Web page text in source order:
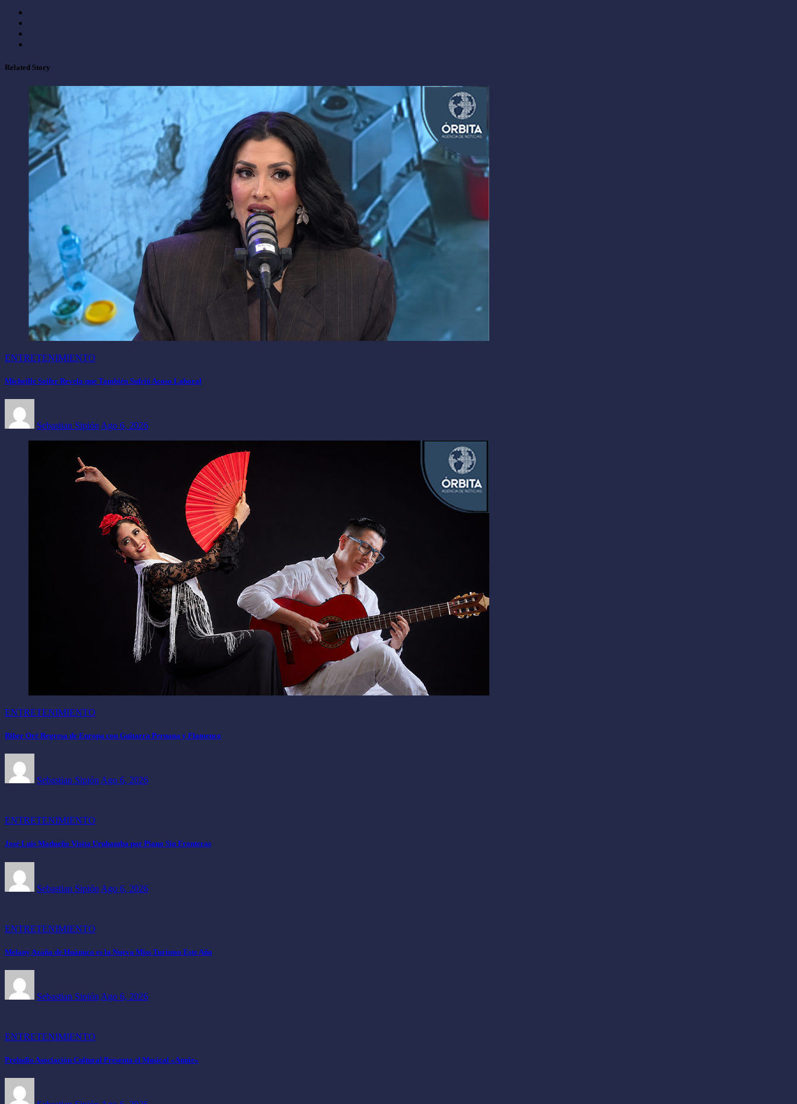
Related Story
ENTRETENIMIENTO
Micheille Soifer Revela que También Sufrió Acoso Laboral
Sebastian Sipión Ago 6, 2026
ENTRETENIMIENTO
Riber Oré Regresa de Europa con Guitarra Peruana y Flamenco
Sebastian Sipión Ago 6, 2026
ENTRETENIMIENTO
José Luis Madueño Visita Urubamba por Piano Sin Fronteras
Sebastian Sipión Ago 6, 2026
ENTRETENIMIENTO
Melany Azaña de Huánuco es la Nueva Miss Turismo Este Año
Sebastian Sipión Ago 6, 2026
ENTRETENIMIENTO
Preludio Asociación Cultural Presenta el Musical «Annie»